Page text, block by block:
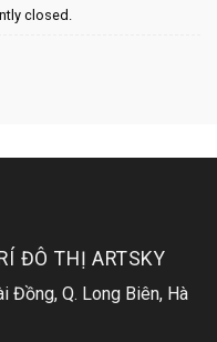
closed.
ĐÔ THỊ ARTSKY
Đồng, Q. Long Biên, Hà